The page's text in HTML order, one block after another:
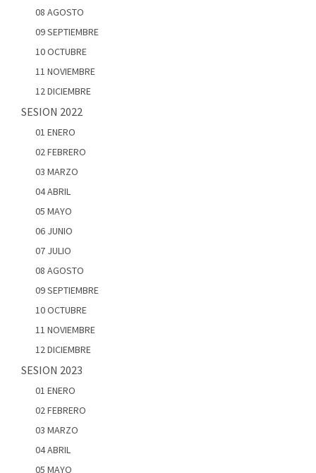
08 AGOSTO
09 SEPTIEMBRE
10 OCTUBRE
11 NOVIEMBRE
12 DICIEMBRE
SESION 2022
01 ENERO
02 FEBRERO
03 MARZO
04 ABRIL
05 MAYO
06 JUNIO
07 JULIO
08 AGOSTO
09 SEPTIEMBRE
10 OCTUBRE
11 NOVIEMBRE
12 DICIEMBRE
SESION 2023
01 ENERO
02 FEBRERO
03 MARZO
04 ABRIL
05 MAYO